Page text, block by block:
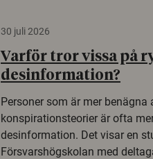
30 juli 2026
Varför tror vissa på
desinformation?
Personer som är mer benägna
konspirationsteorier är ofta
desinformation. Det visar en
Försvarshögskolan med